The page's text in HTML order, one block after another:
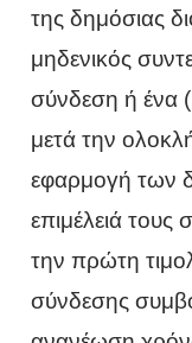
της δημόσιας
μηδενικός
σύνδεση ή ένα
μετά την
εφαρμογή των
επιμέλειά
την πρώτη
σύνδεσης